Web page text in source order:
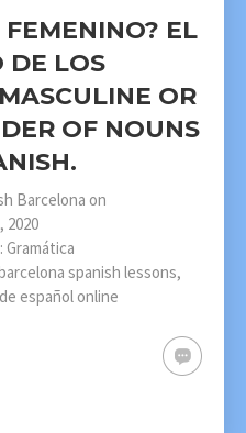
EL
DE LOS
OR
OF NOUNS
Barcelona on
2020
Gramática
spanish lessons,
español online